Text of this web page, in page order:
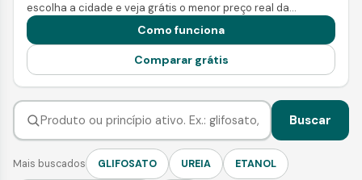
escolha a cidade e veja grátis o menor preço real da
região. Pra ir além, a Inteligência mostra tendência,
sazonalidade e a melhor janela de compra e venda.
Como funciona
Comparar grátis
Buscar
Mais buscados GLIFOSATO UREIA ETANOL